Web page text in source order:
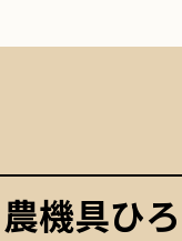
農機具ひ